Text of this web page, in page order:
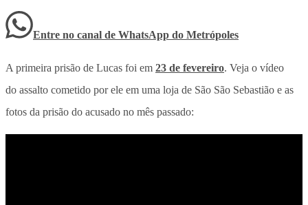
Entre no canal de WhatsApp do Metrópoles
A primeira prisão de Lucas foi em 23 de fevereiro. Veja o vídeo
do assalto cometido por ele em uma loja de São São Sebastião e as
fotos da prisão do acusado no mês passado: